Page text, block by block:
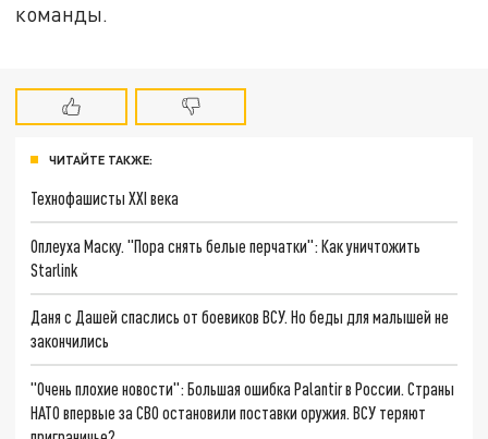
команды.
ЧИТАЙТЕ ТАКЖЕ:
Технофашисты XXI века
Оплеуха Маску. "Пора снять белые перчатки": Как уничтожить
Starlink
Даня с Дашей спаслись от боевиков ВСУ. Но беды для малышей не
закончились
"Очень плохие новости": Большая ошибка Palantir в России. Страны
НАТО впервые за СВО остановили поставки оружия. ВСУ теряют